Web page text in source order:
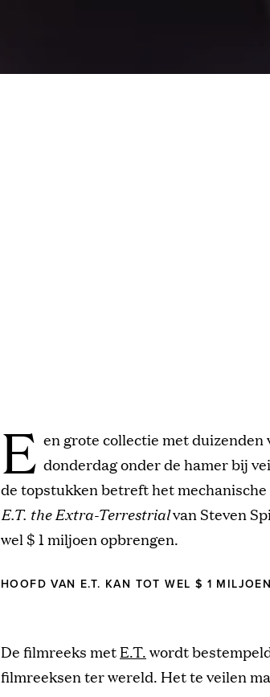
E en grote collectie met
donderdag onder de hamer bij
de topstukken betreft het
E.T. the Extra-Terrestrialvan Steven
wel $ 1 miljoen opbrengen.
HOOFD VAN E.T. KAN TOT WEL $ 1
De filmreeks metE.T.wordt
filmreeksen ter wereld. Het te veilen